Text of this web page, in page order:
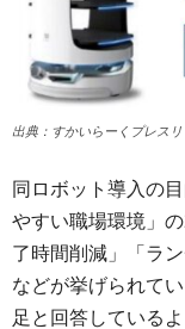
出典：すかいらーくプレスリ
同ロボット導入の
やすい職場環境」
了時間削減」「ラ
などが挙げられて
足と回答しているよ